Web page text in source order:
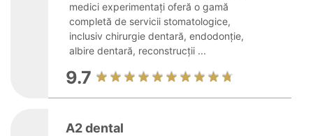
medici experimentați oferă o gamă
completă de servicii stomatologice,
inclusiv chirurgie dentară, endodonție,
albire dentară, reconstrucții ...
9.7
A2 dental